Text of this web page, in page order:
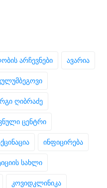
არჩევნები ავარია
ღიბრაძე
ცენტრი
ინფიცირება
სახლი
კოვიდკლინიკა